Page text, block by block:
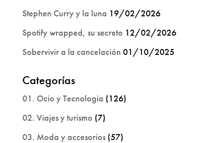
Stephen Curry y la luna 19/02/2026
Spotify wrapped, su secreto 12/02/2026
Sobervivir a la cancelación 01/10/2025
Categorías
01. Ocio y Tecnología (126)
02. Viajes y turismo (7)
03. Moda y accesorios(57)